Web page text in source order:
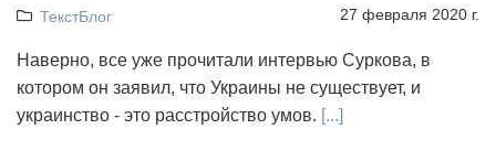
ТекстБлог 27 февраля 2020 г.
Наверно, все уже прочитали интервью Суркова, в
котором он заявил, что Украины не существует, и
украинство - это расстройство умов. [...]